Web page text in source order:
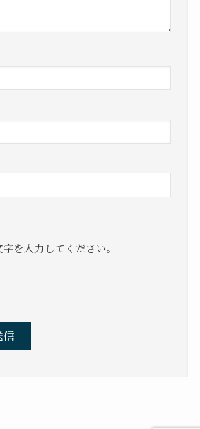
を入力してください。